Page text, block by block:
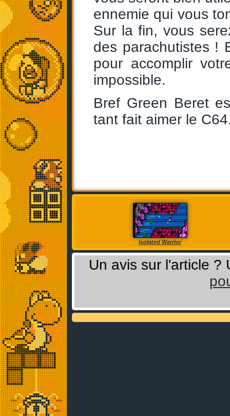
ennemie qui vous
Sur la fin, vous
des parachutistes !
pour accomplir
impossible.
Bref Green Beret
tant fait aimer le
Isolated Warrior
Un avis sur l'article